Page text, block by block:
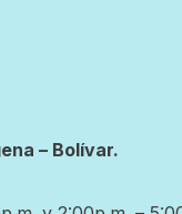
– Bolívar.